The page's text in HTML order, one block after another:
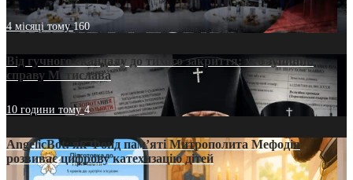
4 місяці тому160
Від гучного скандалу до тихого закриття: хто зупинив
справу Мстислава
10 години тому4
AngelicBot: як Фонд пам’яті Митрополита Мефодія
розвиває цифрову катехизацію дітей